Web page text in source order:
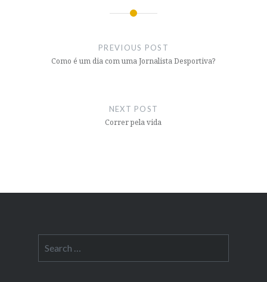
PREVIOUS POST
Como é um dia com uma Jornalista Desportiva?
NEXT POST
Correr pela vida
for: